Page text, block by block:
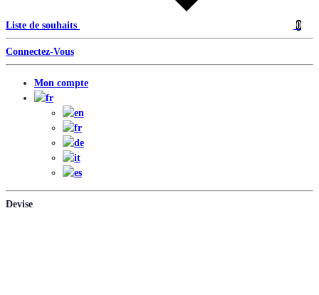
Liste de souhaits 0
Connectez-Vous
Mon compte
Devise